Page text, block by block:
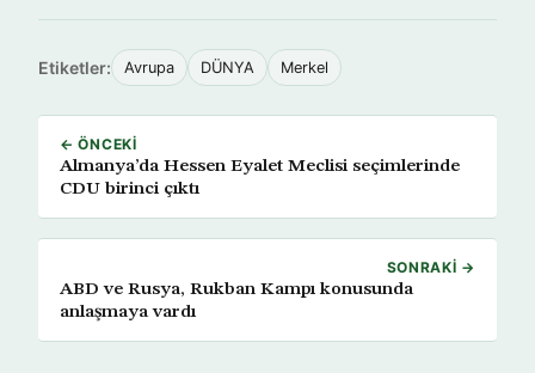
Etiketler: Avrupa DÜNYA Merkel
← ÖNCEKI
Almanya’da Hessen Eyalet Meclisi seçimlerinde
CDU birinci çıktı
SONRAKI →
ABD ve Rusya, Rukban Kampı konusunda
anlaşmaya vardı